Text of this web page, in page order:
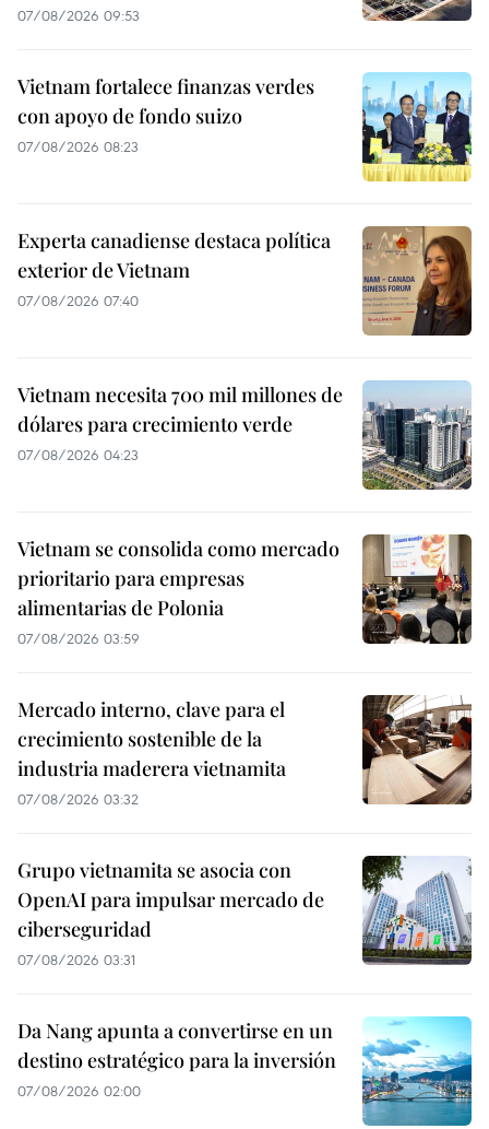
07/08/2026 09:53
Vietnam fortalece finanzas verdes
con apoyo de fondo suizo
07/08/2026 08:23
Experta canadiense destaca política
exterior de Vietnam
07/08/2026 07:40
Vietnam necesita 700 mil millones de
dólares para crecimiento verde
07/08/2026 04:23
Vietnam se consolida como mercado
prioritario para empresas
alimentarias de Polonia
07/08/2026 03:59
Mercado interno, clave para el
crecimiento sostenible de la
industria maderera vietnamita
07/08/2026 03:32
Grupo vietnamita se asocia con
OpenAI para impulsar mercado de
ciberseguridad
07/08/2026 03:31
Da Nang apunta a convertirse en un
destino estratégico para la inversión
07/08/2026 02:00